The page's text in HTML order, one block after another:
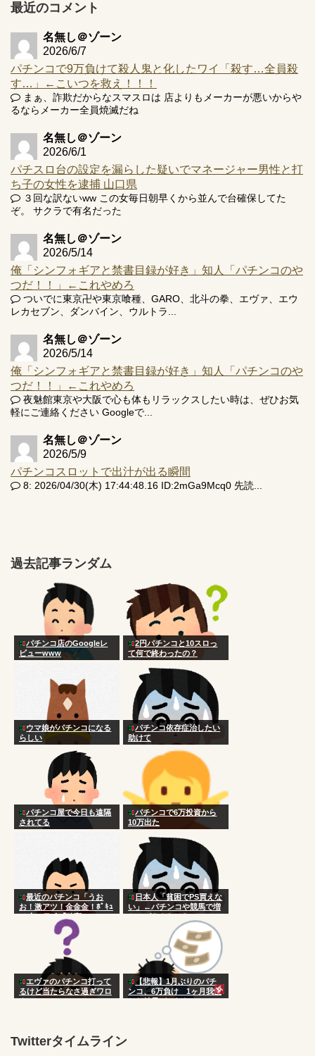
井の軽い絆？
Powered by livedoor 相互RSS
最近のコメント
名無し＠ゾーン
2026/6/7
パチンコで9万負けて殺人鬼と化したワイ「殺す…全員殺
す…」←こいつを救え！！！
まぁ、詐欺だからなスマスロは 店よりもメーカーが悪いからや
るならメーカー全員焼滅だね
名無し＠ゾーン
2026/6/1
パチスロ台の設定を漏らした疑いでマネージャー男性と打
ち子の女性を逮捕 山口県
３回な訳ないww この女毎日朝早くから並んで台確保してた
ぞ。 サクラで有名だった
名無し＠ゾーン
2026/5/14
俺「シンフォギアと禁書目録が好き」知人「パチンコのや
つだ！！」←これやめろ
ついでに東京卍や東京喰種、GARO、北斗の拳、エヴァ、エウ
レカセブン、ダンバイン、ウルトラ...
名無し＠ゾーン
2026/5/14
俺「シンフォギアと禁書目録が好き」知人「パチンコのや
つだ！！」←これやめろ
夜魅館東京や大阪で心も体もリラックスしたい時は、ぜひお気
軽にご連絡ください Googleで...
名無し＠ゾーン
2026/5/9
パチンコスロットで出汁が出る瞬間
8: 2026/04/30(木) 17:44:48.16 ID:2mGa9Mcq0 先読...
過去記事ランダム
パチンコ店のGoogleレ
ビューwww
2円パチンコと10スロっ
て何で終わったの？
ウマ娘がパチンコになる
らしい
パチンコ依存症治したい
助けて
パチンコ屋で今日も遠隔
されてる
パチンコで6万投資から
10万出た
最近のパチンコ「うお
お！激アツ！金金金！ﾎﾟｷｭ
日本人「貧困でPS買えな
い」←パチンコや競馬で増
エヴァのパチンコ打って
るけど当たらなさ過ぎワロ
【悲報】1月ぶりのパチ
ンコ、6万負け 1ヶ月我慢
Twitterタイムライン